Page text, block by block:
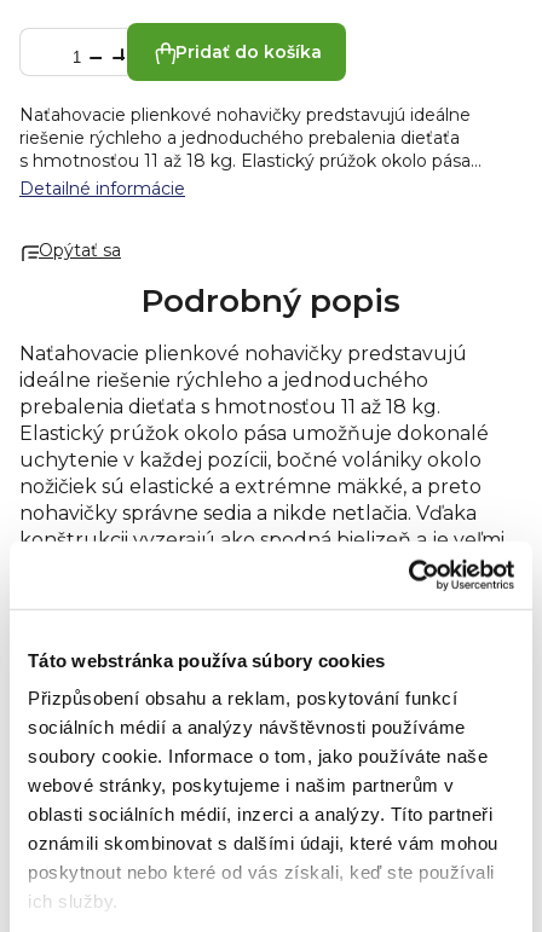
Táto webstránka používa súbory cookies
Přizpůsobení obsahu a reklam, poskytování funkcí
sociálních médií a analýzy návštěvnosti používáme
soubory cookie. Informace o tom, jako používáte naše
webové stránky, poskytujeme i našim partnerům v
oblasti sociálních médií, inzerci a analýzy. Títo partneři
oznámili skombinovat s dalšími údaji, které vám mohou
poskytnout nebo které od vás získali, keď ste používali
ich služby.
Pridať do košíka
Naťahovacie plienkové nohavičky predstavujú ideálne
riešenie rýchleho a jednoduchého prebalenia dieťaťa
s hmotnosťou 11 až 18 kg. Elastický prúžok okolo pása
umožňuje dokonalé uchytenie v každej pozícii, bočné
konštrukcii vyzerajú ako spodná bielizeň a je veľmi
roztrhnutím bočného švu. Zloženie:Celulózová vláknina,
superabsorbent, netkaná textília priedušná fólia, lepidlá,
elastický prúžok, elastomérové vlákna. Distribútor:TZMO
Czech Republic, s. r. o.
Detailné informácie
Opýtať sa
Podrobný popis
Naťahovacie plienkové nohavičky predstavujú
ideálne riešenie rýchleho a jednoduchého
prebalenia dieťaťa s hmotnosťou 11 až 18 kg.
Elastický prúžok okolo pása umožňuje dokonalé
uchytenie v každej pozícii, bočné volániky okolo
nožičiek sú elastické a extrémne mäkké, a preto
nohavičky správne sedia a nikde netlačia. Vďaka
konštrukcii vyzerajú ako spodná bielizeň a je veľmi
jednoduché ich obliecť, ale aj rýchlo vyzliecť, a to
Zloženie:
Celulózová vláknina, superabsorbent,
netkaná textília priedušná fólia, lepidlá, elastický
prúžok, elastomérové vlákna.
Distribútor:TZMO Czech Republic, s. r. o.
Hodnotenie tovaru
Buďte prvý, kto napíše príspevok k tejto položke.
Len registrovaní používatelia môžu pridávať
hodnotenie. Prosím